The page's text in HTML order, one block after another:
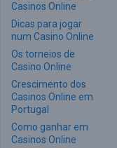
Casinos Online
Dicas para jogar
num Casino Online
Os torneios de
Casino Online
Crescimento dos
Casinos Online em
Portugal
Como ganhar em
Casinos Online